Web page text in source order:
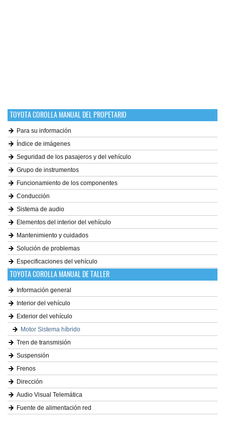
TOYOTA COROLLA MANUAL DEL PROPETARIO
Para su información
Índice de imágenes
Seguridad de los pasajeros y del vehículo
Grupo de instrumentos
Funcionamiento de los componentes
Conducción
Sistema de audio
Elementos del interior del vehículo
Mantenimiento y cuidados
Solución de problemas
Especificaciones del vehículo
TOYOTA COROLLA MANUAL DE TALLER
Información general
Interior del vehículo
Exterior del vehículo
Motor Sistema híbrido
Tren de transmisión
Suspensión
Frenos
Dirección
Audio Visual Telemática
Fuente de alimentación red